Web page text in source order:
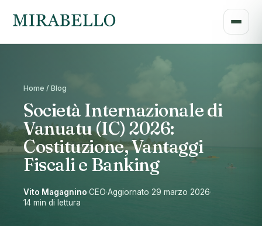
Home / Blog
Società Internazionale di
Vanuatu (IC) 2026:
Costituzione, Vantaggi
Fiscali e Banking
Vito Magagnino·CEO·Aggiornato 29 marzo 2026·
14 min di lettura